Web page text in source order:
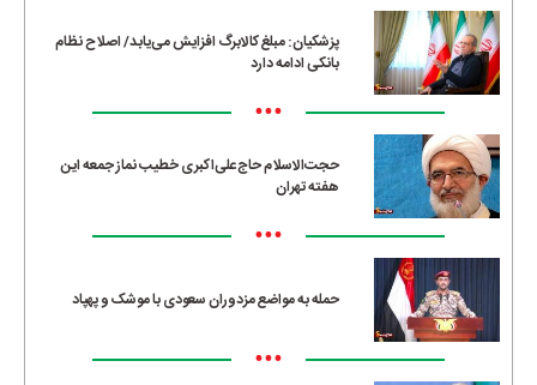
پزشکیان: مبلغ کالابرگ افزایش می‌یابد/ اصلاح نظام
بانکی ادامه دارد
•••
حجت‌الاسلام حاج‌علی‌اکبری خطیب نماز جمعه این
هفته تهران
•••
حمله به مواضع مزدوران سعودی با موشک و پهپاد
•••